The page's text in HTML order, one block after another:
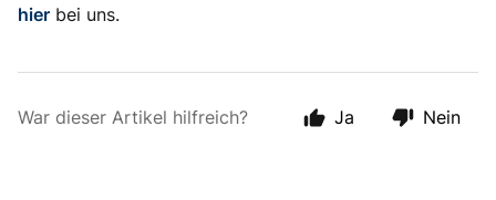
hier bei uns.
War dieser Artikel hilfreich? Ja Nein